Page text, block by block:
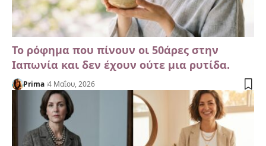
Το ρόφημα που πίνουν οι 50άρες στην
Ιαπωνία και δεν έχουν ούτε μια ρυτίδα.
Prima 4 Μαΐου, 2026